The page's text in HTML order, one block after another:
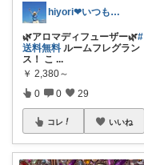
hiyori❤いつもありがとう♡感謝🌹
🌿アロマディフューザー🌿#
送料無料 ルームフレグラン
ス！ こ ...
￥ 2,380～
0 0 29
コレ いいね